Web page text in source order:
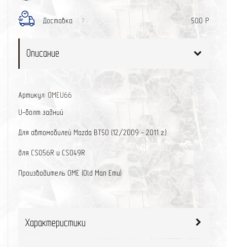
Доставка ? 500 Р
Описание
Артикул: OMEU66
U-болт задний
Для автомобилей Mazda BT50 (12/2009 - 2011 г.)
для CS056R и CS049R
Производитель OME (Old Man Emu)
Характеристики